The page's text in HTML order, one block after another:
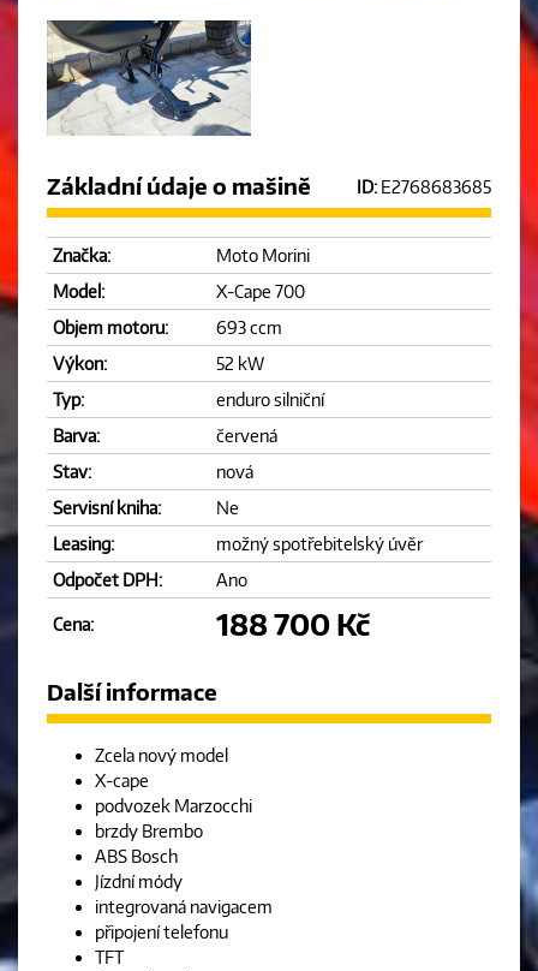
ID: E2768683685
Základní údaje o mašině
Značka:
Moto Morini
Model:
X-Cape 700
Objem motoru:
693 ccm
Výkon:
52 kW
Typ:
enduro silniční
Barva:
červená
Stav:
nová
Servisní kniha:
Ne
Leasing:
možný spotřebitelský úvěr
Odpočet DPH:
Ano
Cena: 188 700 Kč
Další informace
Zcela nový model
X-cape
podvozek Marzocchi
brzdy Brembo
ABS Bosch
Jízdní módy
integrovaná navigacem
připojení telefonu
TFT